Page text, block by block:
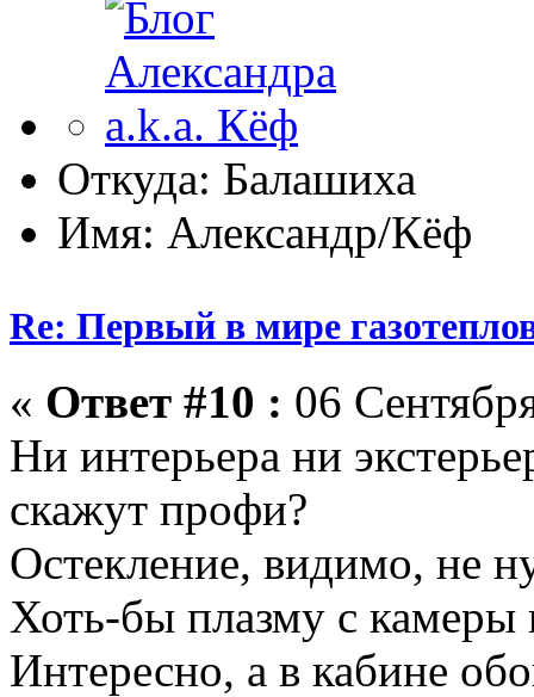
Откуда: Балашиха
Имя: Александр/Кёф
Re: Первый в мире
« Ответ #10 : 06
Ни интерьера ни
скажут профи?
Остекление, видимо, не
Хоть-бы плазму с камеры
Интересно, а в кабине